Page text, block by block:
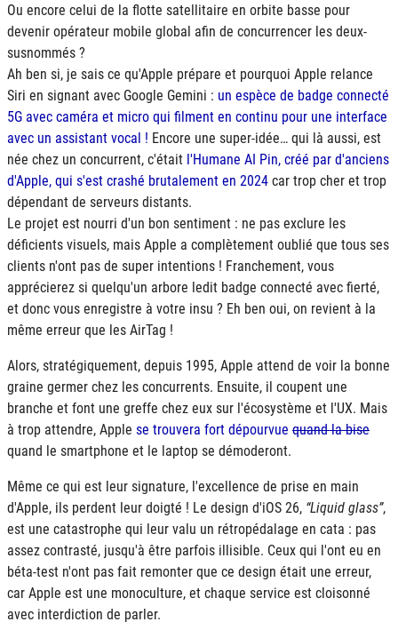
Ou encore celui de la flotte satellitaire en orbite basse pour
devenir opérateur mobile global afin de concurrencer les deux-
susnommés ?
Ah ben si, je sais ce qu'Apple prépare et pourquoi Apple relance
Siri en signant avec Google Gemini : un espèce de badge connecté
5G avec caméra et micro qui filment en continu pour une interface
avec un assistant vocal ! Encore une super-idée… qui là aussi, est
née chez un concurrent, c'était l'Humane AI Pin, créé par d'anciens
d'Apple, qui s'est crashé brutalement en 2024 car trop cher et trop
dépendant de serveurs distants.
Le projet est nourri d'un bon sentiment : ne pas exclure les
déficients visuels, mais Apple a complètement oublié que tous ses
clients n'ont pas de super intentions ! Franchement, vous
apprécierez si quelqu'un arbore ledit badge connecté avec fierté,
et donc vous enregistre à votre insu ? Eh ben oui, on revient à la
même erreur que les AirTag !
Alors, stratégiquement, depuis 1995, Apple attend de voir la bonne
graine germer chez les concurrents. Ensuite, il coupent une
branche et font une greffe chez eux sur l'écosystème et l'UX. Mais
à trop attendre, Apple se trouvera fort dépourvue quand la bise
quand le smartphone et le laptop se démoderont.
Même ce qui est leur signature, l'excellence de prise en main
d'Apple, ils perdent leur doigté ! Le design d'iOS 26, Liquid glass ,
est une catastrophe qui leur valu un rétropédalage en cata : pas
assez contrasté, jusqu'à être parfois illisible. Ceux qui l'ont eu en
béta-test n'ont pas fait remonter que ce design était une erreur,
car Apple est une monoculture, et chaque service est cloisonné
avec interdiction de parler.